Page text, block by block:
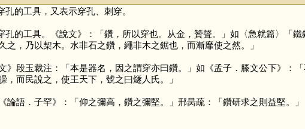
孔的工具，又表示穿孔、刺穿。
孔的工具。《說文》：「鑽，所以穿也。从金，贊聲。」如〈急就篇〉「
，乃以栔木。水非石之鑽，繩非木之鋸也，而漸靡使之然。」
》段玉裁注：「本是器名，因之謂穿亦曰鑽。」如《孟子．滕文公下》：
而民說之，使王天下，號之曰燧人氏。」
論語．子罕》：「仰之彌高，鑽之彌堅。」邢昺疏：「鑽研求之則益堅。